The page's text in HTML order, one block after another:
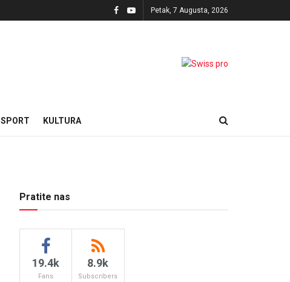
Petak, 7 Augusta, 2026
SPORT KULTURA
Pratite nas
19.4k
Fans
8.9k
Subscribers